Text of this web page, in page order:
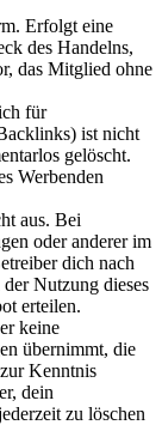
Erfolgt eine
des Handelns,
das Mitglied ohne
für
ist nicht
gelöscht.
Werbenden
aus. Bei
oder anderer im
dich nach
Nutzung dieses
erteilen.
keine
übernimmt, die
Kenntnis
dein
zu löschen